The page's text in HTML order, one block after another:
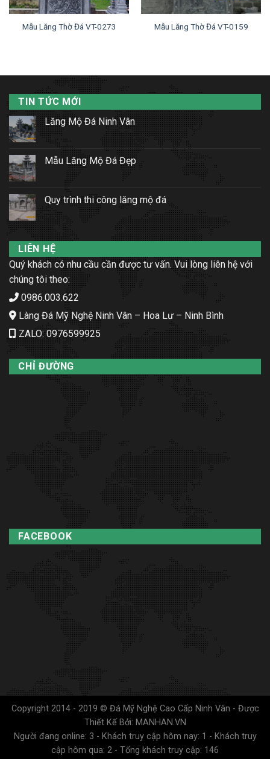
Mẫu Lăng Thờ Đá VT-0273 Mẫu Lăng Thờ Đá VT-0159
TIN TỨC MỚI
Lăng Mộ Đá Ninh Vân
Mẫu Lăng Mộ Đá Đẹp
Quy trình thi công lăng mộ đá
LIÊN HỆ
Quý khách có nhu cầu cần được tư vấn. Vui lòng liên hệ với
chúng tôi theo:
0986.003.622
Làng Đá Mỹ Nghệ Ninh Vân – Hoa Lư – Ninh Bình
ZALO: 0976599925
CHỈ ĐƯỜNG
FACEBOOK
Copyright 2014 - 2019 © Đá Mỹ Nghệ Cao Cấp Ninh Vân - Được
Thiết Kế Bởi: MANHAN.VN
Người đang online: 3 - Khách truy cập hôm nay: 1 - Khách truy
cập hôm qua: 2 - Tổng khách truy cập: 146